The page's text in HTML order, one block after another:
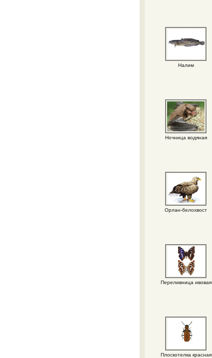
Налим
Ночница водяная
Орлан-белохвост
Переливница ивовая
Плоскотелка красная